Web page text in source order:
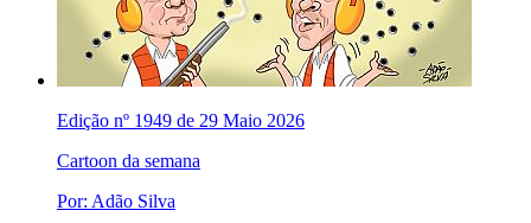
Edição nº 1949 de 29 Maio 2026
Cartoon da semana
Por: Adão Silva